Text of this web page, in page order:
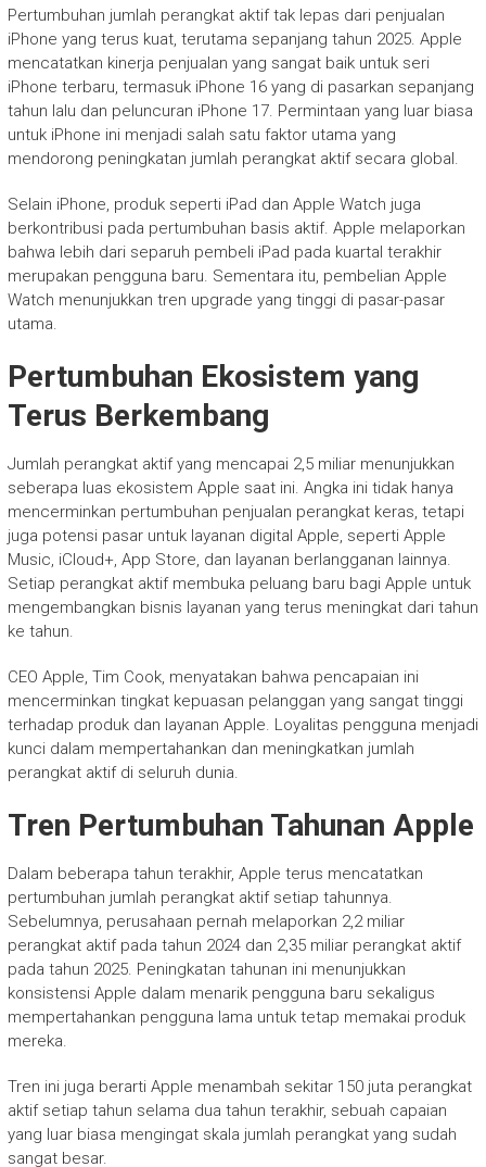
Pertumbuhan jumlah perangkat aktif tak lepas dari penjualan
iPhone yang terus kuat, terutama sepanjang tahun 2025. Apple
mencatatkan kinerja penjualan yang sangat baik untuk seri
iPhone terbaru, termasuk iPhone 16 yang di pasarkan sepanjang
tahun lalu dan peluncuran iPhone 17. Permintaan yang luar biasa
untuk iPhone ini menjadi salah satu faktor utama yang
mendorong peningkatan jumlah perangkat aktif secara global.
Selain iPhone, produk seperti iPad dan Apple Watch juga
berkontribusi pada pertumbuhan basis aktif. Apple melaporkan
bahwa lebih dari separuh pembeli iPad pada kuartal terakhir
merupakan pengguna baru. Sementara itu, pembelian Apple
Watch menunjukkan tren upgrade yang tinggi di pasar-pasar
utama.
Pertumbuhan Ekosistem yang
Terus Berkembang
Jumlah perangkat aktif yang mencapai 2,5 miliar menunjukkan
seberapa luas ekosistem Apple saat ini. Angka ini tidak hanya
mencerminkan pertumbuhan penjualan perangkat keras, tetapi
juga potensi pasar untuk layanan digital Apple, seperti Apple
Music, iCloud+, App Store, dan layanan berlangganan lainnya.
Setiap perangkat aktif membuka peluang baru bagi Apple untuk
mengembangkan bisnis layanan yang terus meningkat dari tahun
ke tahun.
CEO Apple, Tim Cook, menyatakan bahwa pencapaian ini
mencerminkan tingkat kepuasan pelanggan yang sangat tinggi
terhadap produk dan layanan Apple. Loyalitas pengguna menjadi
kunci dalam mempertahankan dan meningkatkan jumlah
perangkat aktif di seluruh dunia.
Tren Pertumbuhan Tahunan Apple
Dalam beberapa tahun terakhir, Apple terus mencatatkan
pertumbuhan jumlah perangkat aktif setiap tahunnya.
Sebelumnya, perusahaan pernah melaporkan 2,2 miliar
perangkat aktif pada tahun 2024 dan 2,35 miliar perangkat aktif
pada tahun 2025. Peningkatan tahunan ini menunjukkan
konsistensi Apple dalam menarik pengguna baru sekaligus
mempertahankan pengguna lama untuk tetap memakai produk
mereka.
Tren ini juga berarti Apple menambah sekitar 150 juta perangkat
aktif setiap tahun selama dua tahun terakhir, sebuah capaian
yang luar biasa mengingat skala jumlah perangkat yang sudah
sangat besar.